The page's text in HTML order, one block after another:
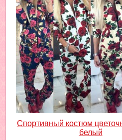
Спортивный костюм
белый